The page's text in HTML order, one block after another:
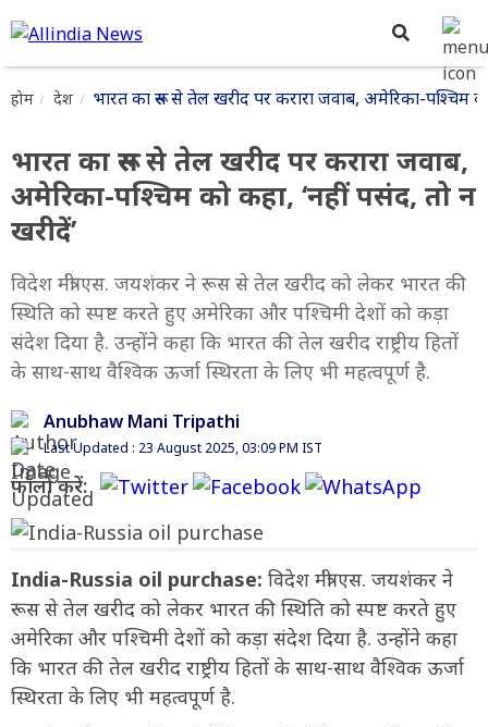
होम देश भारत का रूस से तेल खरीद पर करारा जवाब, अमेरिका-पश्चिम
भारत का रूस से तेल खरीद पर करारा जवाब,
अमेरिका-पश्चिम को कहा, ‘नहीं पसंद, तो न
खरीदें’
विदेश मंत्री एस. जयशंकर ने रूस से तेल खरीद को लेकर भारत की
स्थिति को स्पष्ट करते हुए अमेरिका और पश्चिमी देशों को कड़ा
संदेश दिया है. उन्होंने कहा कि भारत की तेल खरीद राष्ट्रीय हितों
के साथ-साथ वैश्विक ऊर्जा स्थिरता के लिए भी महत्वपूर्ण है.
Anubhaw Mani Tripathi
Last Updated : 23 August 2025, 03:09 PM IST
फॉलो करें:
India-Russia oil purchase: विदेश मंत्री एस. जयशंकर ने
रूस से तेल खरीद को लेकर भारत की स्थिति को स्पष्ट करते हुए
अमेरिका और पश्चिमी देशों को कड़ा संदेश दिया है. उन्होंने कहा
कि भारत की तेल खरीद राष्ट्रीय हितों के साथ-साथ वैश्विक ऊर्जा
स्थिरता के लिए भी महत्वपूर्ण है.